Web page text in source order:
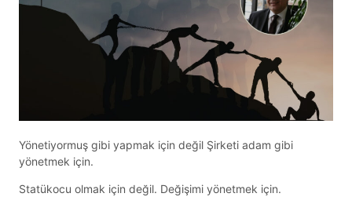
Yönetiyormuş gibi yapmak için değil Şirketi adam gibi
yönetmek için.
Statükocu olmak için değil. Değişimi yönetmek için.